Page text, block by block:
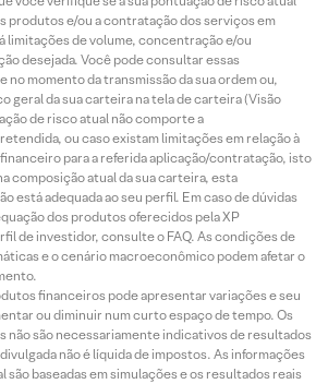
produtos e/ou a contratação dos serviços em
limitações de volume, concentração e/ou
desejada. Você pode consultar essas
momento da transmissão da sua ordem ou,
geral da sua carteira na tela de carteira (Visão
de risco atual não comporte a
ou caso existam limitações em relação à
para a referida aplicação/contratação, isto
composição atual da sua carteira, esta
está adequada ao seu perfil. Em caso de dúvidas
dos produtos oferecidos pela XP
de investidor, consulte o FAQ. As condições de
e o cenário macroeconômico podem afetar o
financeiros pode apresentar variações e seu
ou diminuir num curto espaço de tempo. Os
não são necessariamente indicativos de resultados
não é líquida de impostos. As informações
baseadas em simulações e os resultados reais